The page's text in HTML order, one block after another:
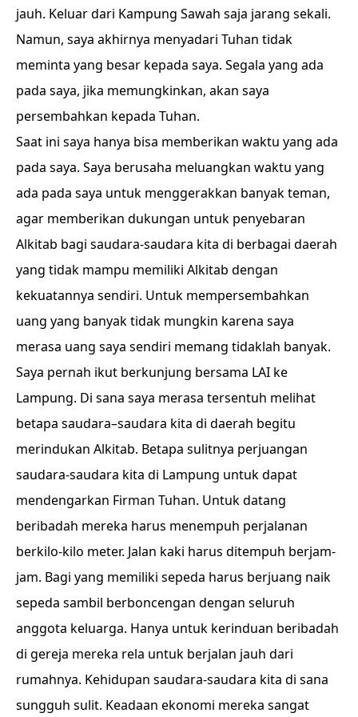
jauh. Keluar dari Kampung Sawah saja jarang sekali.
Namun, saya akhirnya menyadari Tuhan tidak
meminta yang besar kepada saya. Segala yang ada
pada saya, jika memungkinkan, akan saya
persembahkan kepada Tuhan.
Saat ini saya hanya bisa memberikan waktu yang ada
pada saya. Saya berusaha meluangkan waktu yang
ada pada saya untuk menggerakkan banyak teman,
agar memberikan dukungan untuk penyebaran
Alkitab bagi saudara-saudara kita di berbagai daerah
yang tidak mampu memiliki Alkitab dengan
kekuatannya sendiri. Untuk mempersembahkan
uang yang banyak tidak mungkin karena saya
merasa uang saya sendiri memang tidaklah banyak.
Saya pernah ikut berkunjung bersama LAI ke
Lampung. Di sana saya merasa tersentuh melihat
betapa saudara–saudara kita di daerah begitu
merindukan Alkitab. Betapa sulitnya perjuangan
saudara-saudara kita di Lampung untuk dapat
mendengarkan Firman Tuhan. Untuk datang
beribadah mereka harus menempuh perjalanan
berkilo-kilo meter. Jalan kaki harus ditempuh berjam-
jam. Bagi yang memiliki sepeda harus berjuang naik
sepeda sambil berboncengan dengan seluruh
anggota keluarga. Hanya untuk kerinduan beribadah
di gereja mereka rela untuk berjalan jauh dari
rumahnya. Kehidupan saudara-saudara kita di sana
sungguh sulit. Keadaan ekonomi mereka sangat